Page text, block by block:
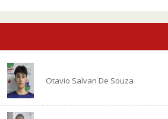
Otavio Salvan De Souza